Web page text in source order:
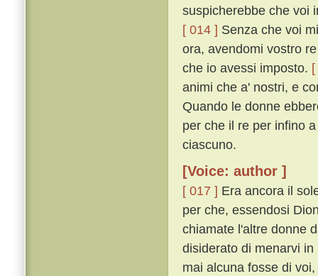
suspicherebbe che voi
[ 014 ] Senza che voi
ora, avendomi vostro
che io avessi imposto.
animi che a' nostri, e
Quando le donne
per che il re per infino
ciascuno.
[Voice: author ]
[ 017 ] Era ancora il
per che, essendosi
chiamate l'altre donne
disiderato di menarvi
mai alcuna fosse di